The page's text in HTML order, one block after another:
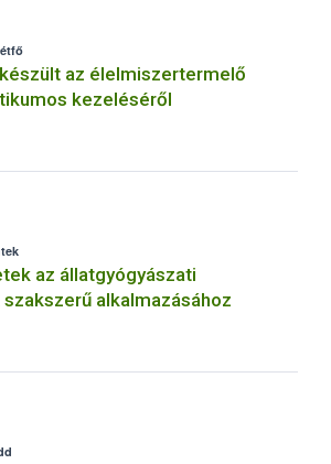
az élelmiszertermelő
kezeléséről
az állatgyógyászati
alkalmazásához